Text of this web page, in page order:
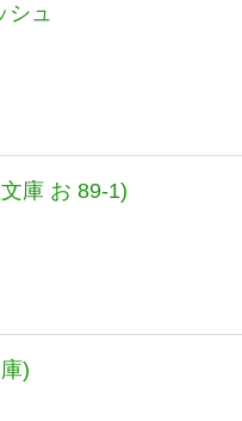
シュ
庫 お 89-1)
)